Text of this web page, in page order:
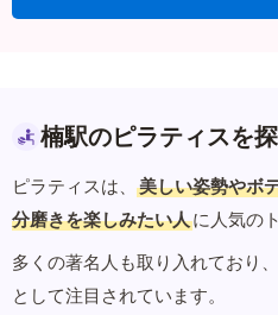
楠駅のピラティスを
ピラティスは、 美しい姿勢やボ
分磨きを楽しみたい人に人気の
多くの著名人も取り入れており
として注目されています。